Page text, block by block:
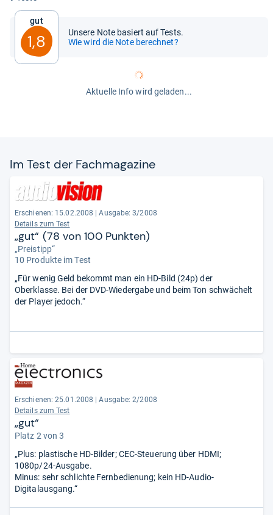
Gut
1,8
Unsere Note basiert auf Tests.
Wie wird die Note berechnet?
Aktuelle Info wird geladen...
Im Test der Fach­ma­ga­zine
Erschienen: 15.02.2008
Ausgabe: 3/2008
Details zum Test
„gut“ (78 von 100 Punkten)
„Preistipp“
10 Produkte im Test
„Für wenig Geld bekommt man ein HD-Bild (24p) der
Oberklasse. Bei der DVD-Wiedergabe und beim Ton schwächelt
der Player jedoch.“
Erschienen: 25.01.2008
Ausgabe: 2/2008
Details zum Test
„gut“
Platz 2 von 3
„Plus: plastische HD-Bilder; CEC-Steuerung über HDMI;
1080p/24-Ausgabe.
Minus: sehr schlichte Fernbedienung; kein HD-Audio-
Digitalausgang.“